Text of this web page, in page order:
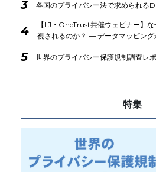
3 各国のプライバシー法で求められる
4
【IIJ・OneTrust共催ウェビナー】
視されるのか？ ― データマッピン
5 世界のプライバシー保護規制調査レ
特集